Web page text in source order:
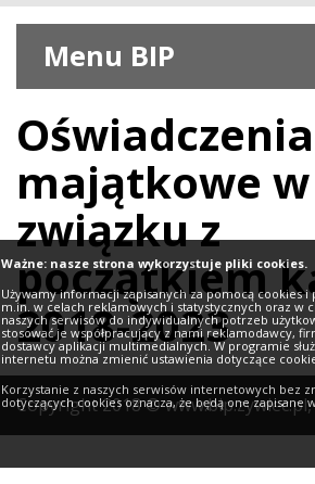
Menu BIP
Oświadczenia
majątkowe w
związku z
początkiem
2018-2023
Copyright2018© www.bip.zywiec.pl,
Ważne: nasze strona wykorzystuje pliki cookies.
Używamy informacji zapisanych za pomocą cookies
m.in. w celach reklamowych i statystycznych oraz w
naszych serwisów do indywidualnych potrzeb
stosować je współpracujący z nami reklamodawcy,
dostawcy aplikacji multimedialnych. W programie
internetu można zmienić ustawienia dotyczące
Korzystanie z naszych serwisów internetowych bez
dotyczących cookies oznacza, że będą one zapisane